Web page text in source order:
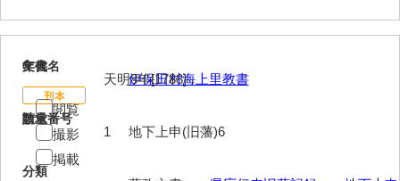
6
文書名
伊保田村海上里教書
請求番号
地下上申(旧藩)6
分類
年代
天明8年[1788]
数量
1
閲覧
撮影
掲載